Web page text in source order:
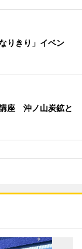
りきり」イベン
座 沖ノ山炭鉱と